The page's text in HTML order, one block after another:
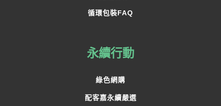
循環包裝FAQ
永續行動
綠色網購
配客嘉永續嚴選